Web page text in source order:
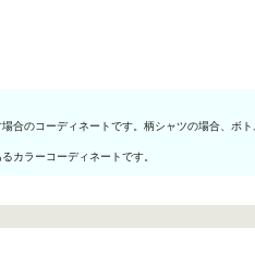
合のコーディネートです。柄シャツの場合、
カラーコーディネートです。